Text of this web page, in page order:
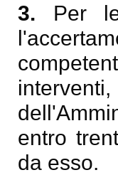
3. Per
entro
da esso.